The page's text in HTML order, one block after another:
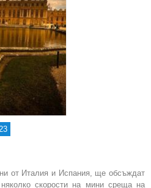
от Италия и Испания, ще обсъждат
скорости на мини среща на